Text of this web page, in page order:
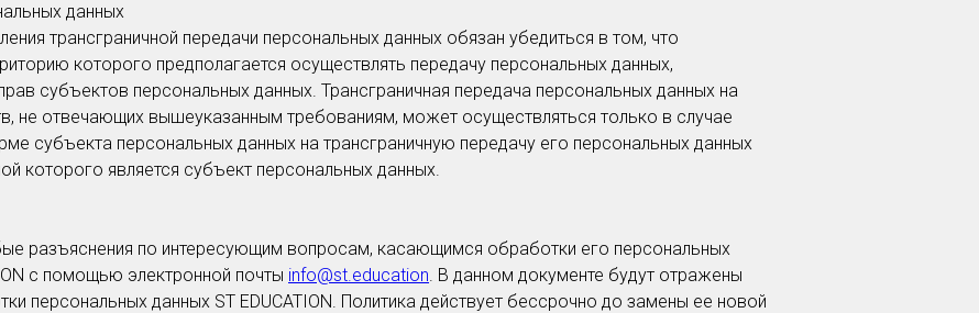
данных
трансграничной передачи персональных данных обязан убедиться в том, что
которого предполагается осуществлять передачу персональных данных,
субъектов персональных данных. Трансграничная передача персональных данных на
не отвечающих вышеуказанным требованиям, может осуществляться только в случае
субъекта персональных данных на трансграничную передачу его персональных данных
которого является субъект персональных данных.
разъяснения по интересующим вопросам, касающимся обработки его персональных
с помощью электронной почты info@st.education. В данном документе будут отражены
персональных данных ST EDUCATION. Политика действует бессрочно до замены ее новой